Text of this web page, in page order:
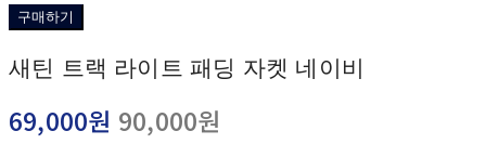
구매하기
새틴 트랙 라이트 패딩 자켓 네이비
69,000원 90,000원